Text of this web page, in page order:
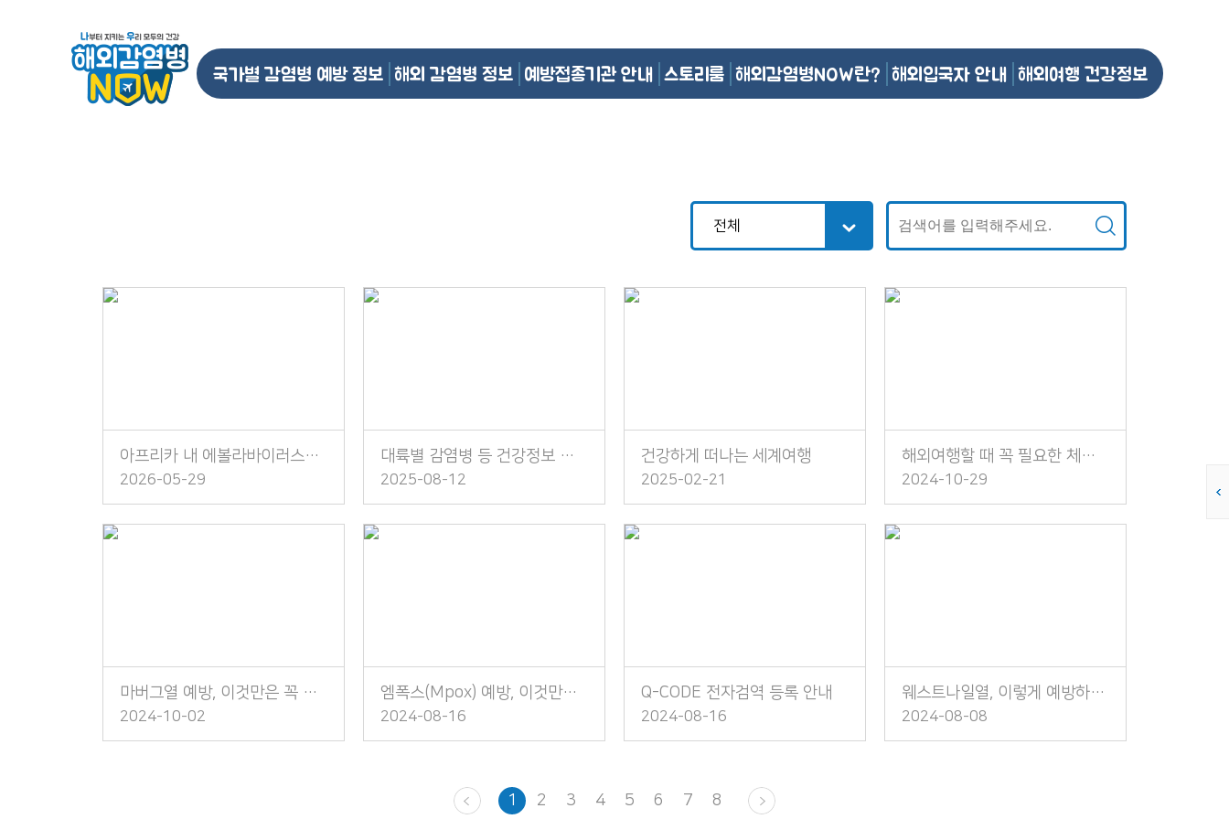
국가별 감염병 예방 정보 해외 감염병 정보 예방접종기관 안내 스토리룸 해외감염병NOW란? 해외입국자 안내 해외여행 건강정보
아프리카 내 에볼라바이러스병 발생 주의!
2026-05-29
대륙별 감염병 등 건강정보 소책자 발간 안내
2025-08-12
건강하게 떠나는 세계여행
2025-02-21
해외여행할 때 꼭 필요한 체크리스트
2024-10-29
마버그열 예방, 이것만은 꼭 지켜주세요!
2024-10-02
엠폭스(Mpox) 예방, 이것만은 꼭 지켜주세요!
2024-08-16
Q-CODE 전자검역 등록 안내
2024-08-16
웨스트나일열, 이렇게 예방하세요!
2024-08-08
1 2 3 4 5 6 7 8